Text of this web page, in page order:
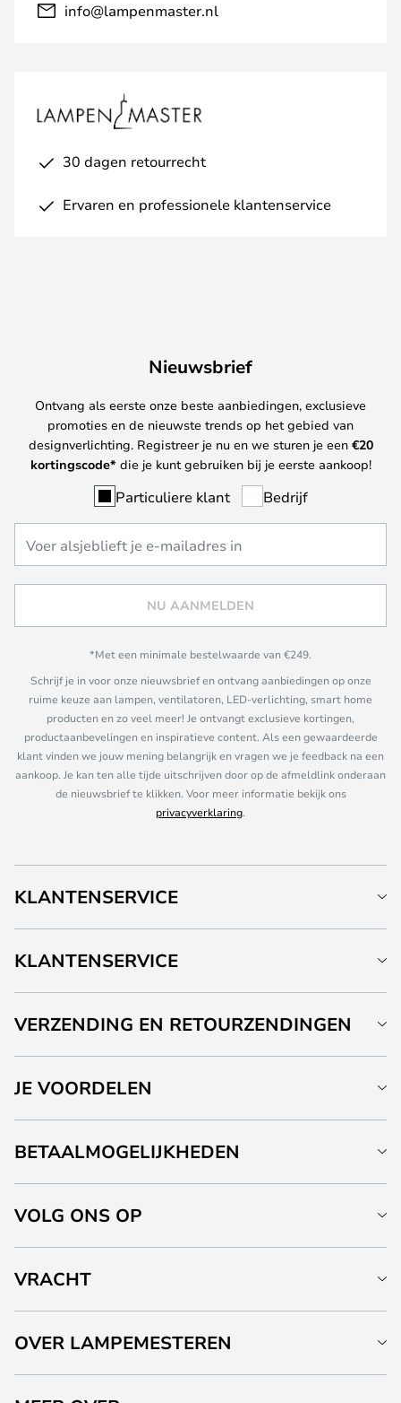
info@lampenmaster.nl
30 dagen retourrecht
Ervaren en professionele klantenservice
Nieuwsbrief
Ontvang als eerste onze beste aanbiedingen, exclusieve
promoties en de nieuwste trends op het gebied van
designverlichting. Registreer je nu en we sturen je een €20
kortingscode* die je kunt gebruiken bij je eerste aankoop!
Particuliere klant Bedrijf
NU AANMELDEN
*Met een minimale bestelwaarde van €249.
Schrijf je in voor onze nieuwsbrief en ontvang aanbiedingen op onze
ruime keuze aan lampen, ventilatoren, LED-verlichting, smart home
producten en zo veel meer! Je ontvangt exclusieve kortingen,
productaanbevelingen en inspiratieve content. Als een gewaardeerde
klant vinden we jouw mening belangrijk en vragen we je feedback na een
aankoop. Je kan ten alle tijde uitschrijven door op de afmeldlink onderaan
de nieuwsbrief te klikken. Voor meer informatie bekijk ons
privacyverklaring.
KLANTENSERVICE
KLANTENSERVICE
VERZENDING EN RETOURZENDINGEN
JE VOORDELEN
BETAALMOGELIJKHEDEN
VOLG ONS OP
VRACHT
OVER LAMPEMESTEREN